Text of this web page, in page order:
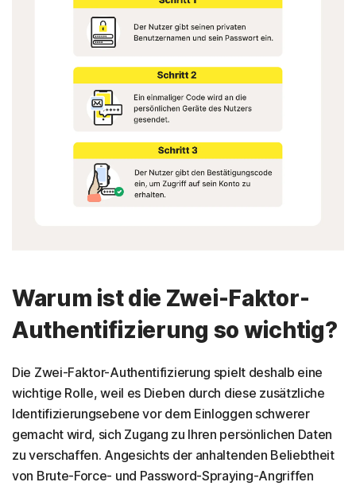
Warum ist die Zwei-Faktor-
Authentifizierung so wichtig?
Die Zwei-Faktor-Authentifizierung spielt deshalb eine
wichtige Rolle, weil es Dieben durch diese zusätzliche
Identifizierungsebene vor dem Einloggen schwerer
gemacht wird, sich Zugang zu Ihren persönlichen Daten
zu verschaffen. Angesichts der anhaltenden Beliebtheit
von Brute-Force- und Password-Spraying-Angriffen